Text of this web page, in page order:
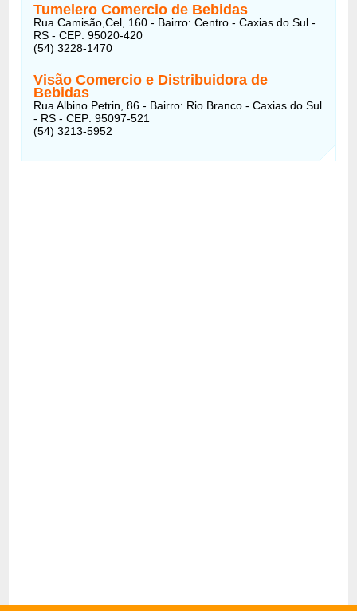
Tumelero Comercio de Bebidas
Rua Camisão,Cel, 160 - Bairro: Centro - Caxias do Sul -
RS - CEP: 95020-420
(54) 3228-1470
Visão Comercio e Distribuidora de
Bebidas
Rua Albino Petrin, 86 - Bairro: Rio Branco - Caxias do Sul
- RS - CEP: 95097-521
(54) 3213-5952